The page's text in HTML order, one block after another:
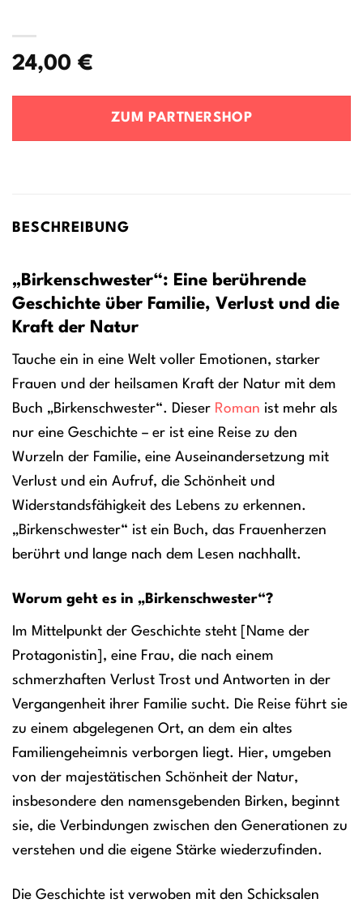
24,00 €
ZUM PARTNERSHOP
BESCHREIBUNG
„Birkenschwester“: Eine berührende
Geschichte über Familie, Verlust und die
Kraft der Natur
Tauche ein in eine Welt voller Emotionen, starker
Frauen und der heilsamen Kraft der Natur mit dem
Buch „Birkenschwester“. Dieser Roman ist mehr als
nur eine Geschichte – er ist eine Reise zu den
Wurzeln der Familie, eine Auseinandersetzung mit
Verlust und ein Aufruf, die Schönheit und
Widerstandsfähigkeit des Lebens zu erkennen.
„Birkenschwester“ ist ein Buch, das Frauenherzen
berührt und lange nach dem Lesen nachhallt.
Worum geht es in „Birkenschwester“?
Im Mittelpunkt der Geschichte steht [Name der
Protagonistin], eine Frau, die nach einem
schmerzhaften Verlust Trost und Antworten in der
Vergangenheit ihrer Familie sucht. Die Reise führt sie
zu einem abgelegenen Ort, an dem ein altes
Familiengeheimnis verborgen liegt. Hier, umgeben
von der majestätischen Schönheit der Natur,
insbesondere den namensgebenden Birken, beginnt
sie, die Verbindungen zwischen den Generationen zu
verstehen und die eigene Stärke wiederzufinden.
Die Geschichte ist verwoben mit den Schicksalen